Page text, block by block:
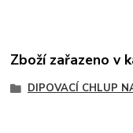
Zboží zařazeno v
DIPOVACÍ CHLUP